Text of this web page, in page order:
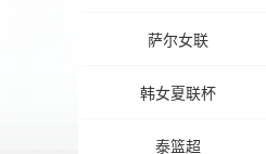
萨尔女联
韩女夏联杯
泰篮超